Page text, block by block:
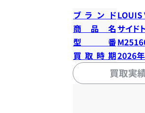
ブランドLOUIS
商品名 サイド
型番
買取時期2026
買取実